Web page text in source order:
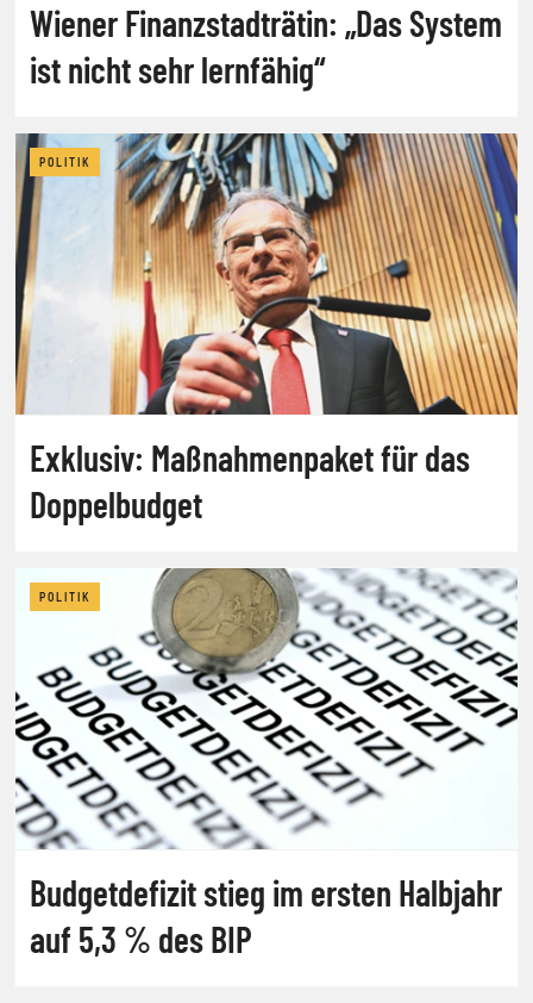
Wiener Finanzstadträtin: „Das System
ist nicht sehr lernfähig“
POLITIK
Exklusiv: Maßnahmenpaket für das
Doppelbudget
POLITIK
Budgetdefizit stieg im ersten Halbjahr
auf 5,3 % des BIP